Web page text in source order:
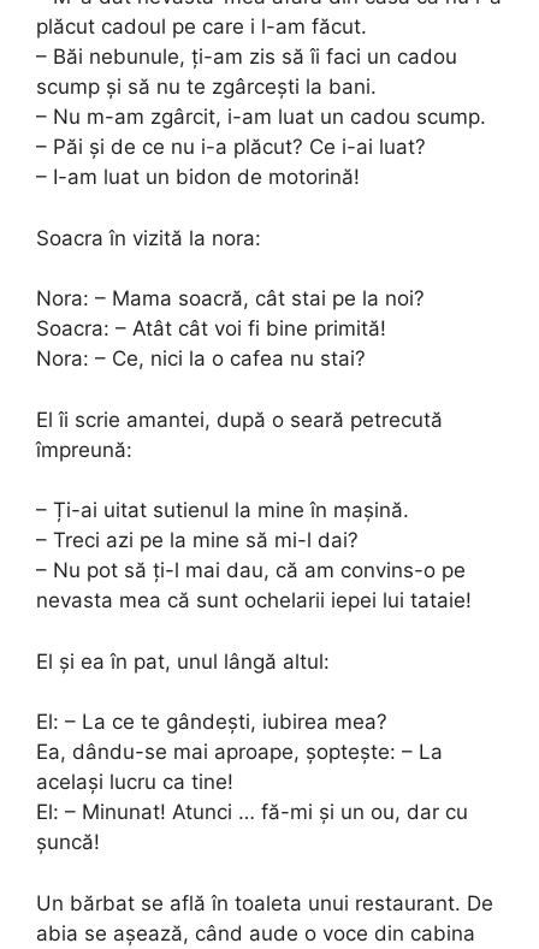
plăcut cadoul pe care i l-am făcut.
– Băi nebunule, ți-am zis să îi faci un cadou
scump și să nu te zgârcești la bani.
– Nu m-am zgârcit, i-am luat un cadou scump.
– Păi și de ce nu i-a plăcut? Ce i-ai luat?
– I-am luat un bidon de motorină!
Soacra în vizită la nora:
Nora: – Mama soacră, cât stai pe la noi?
Soacra: – Atât cât voi fi bine primită!
Nora: – Ce, nici la o cafea nu stai?
El îi scrie amantei, după o seară petrecută
împreună:
– Ți-ai uitat sutienul la mine în mașină.
– Treci azi pe la mine să mi-l dai?
– Nu pot să ți-l mai dau, că am convins-o pe
nevasta mea că sunt ochelarii iepei lui tataie!
El și ea în pat, unul lângă altul:
El: – La ce te gândești, iubirea mea?
Ea, dându-se mai aproape, șoptește: – La
același lucru ca tine!
El: – Minunat! Atunci … fă-mi și un ou, dar cu
șuncă!
Un bărbat se află în toaleta unui restaurant. De
abia se așează, când aude o voce din cabina